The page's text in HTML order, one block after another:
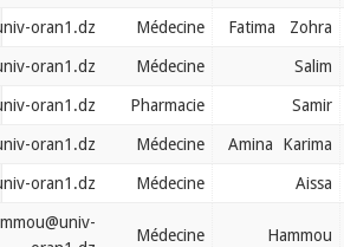
bensadoun.fatima@univ-oran1.dz
bensafir.salim@univ-oran1.dz
bensaifi.samir@univ-oran1.dz
bensett.houari@univ-oran1.dz
benslimane.aissa@univ-oran1.dz
benslimane.hammou@univ-